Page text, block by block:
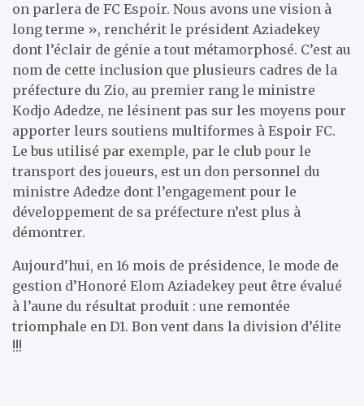
on parlera de FC Espoir. Nous avons une vision à
long terme », renchérit le président Aziadekey
dont l’éclair de génie a tout métamorphosé. C’est au
nom de cette inclusion que plusieurs cadres de la
préfecture du Zio, au premier rang le ministre
Kodjo Adedze, ne lésinent pas sur les moyens pour
apporter leurs soutiens multiformes à Espoir FC.
Le bus utilisé par exemple, par le club pour le
transport des joueurs, est un don personnel du
ministre Adedze dont l’engagement pour le
développement de sa préfecture n’est plus à
démontrer.
Aujourd’hui, en 16 mois de présidence, le mode de
gestion d’Honoré Elom Aziadekey peut être évalué
à l’aune du résultat produit : une remontée
triomphale en D1. Bon vent dans la division d’élite
!!!